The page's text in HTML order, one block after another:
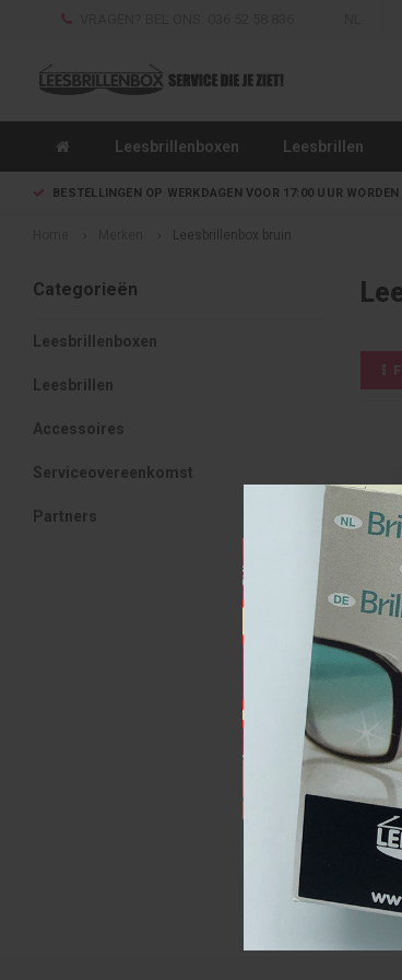
Leesbrillenboxen Leesbrillen
BESTELLINGEN OP WERKDAGEN VOOR 17:00 UUR
Leesbrillenbox bruin
Categorieën
Leesbrillenboxen
Leesbrillen
Accessoires
Serviceovereenkomst
Partners